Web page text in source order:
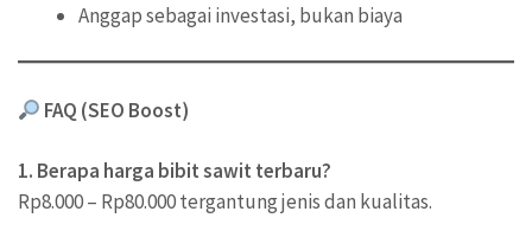
Anggap sebagai investasi, bukan biaya
FAQ (SEO Boost)
1. Berapa harga bibit sawit terbaru?
Rp8.000 – Rp80.000 tergantung jenis dan kualitas.